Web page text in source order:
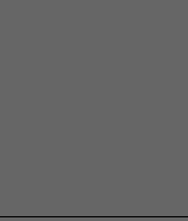
sorgt für